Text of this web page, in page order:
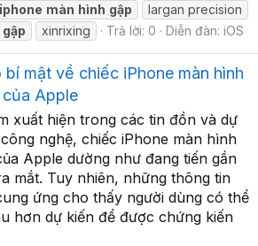
iphone màn hình gập
largan precision
gập xinrixing Trả lời: 0 Diễn đàn: iOS
bí mật về chiếc iPhone màn hình
Apple
xuất hiện trong các tin đồn và dự
nghệ, chiếc iPhone màn hình
Apple dường như đang tiến gần
mắt. Tuy nhiên, những thông tin
ứng cho thấy người dùng có thể
hơn dự kiến để được chứng kiến